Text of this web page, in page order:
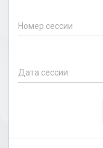
Номер сессии